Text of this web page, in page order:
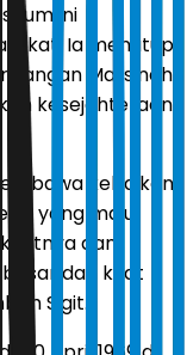
ini
Ia menutup
Marsinah
kesejahteraan
kebaikan
yang maju,
dan
dan kuat
Sigit.